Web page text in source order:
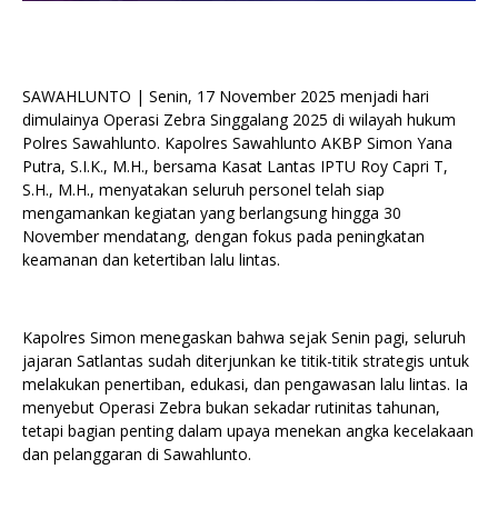
SAWAHLUNTO | Senin, 17 November 2025 menjadi hari
dimulainya Operasi Zebra Singgalang 2025 di wilayah hukum
Polres Sawahlunto. Kapolres Sawahlunto AKBP Simon Yana
Putra, S.I.K., M.H., bersama Kasat Lantas IPTU Roy Capri T,
S.H., M.H., menyatakan seluruh personel telah siap
mengamankan kegiatan yang berlangsung hingga 30
November mendatang, dengan fokus pada peningkatan
keamanan dan ketertiban lalu lintas.
Kapolres Simon menegaskan bahwa sejak Senin pagi, seluruh
jajaran Satlantas sudah diterjunkan ke titik-titik strategis untuk
melakukan penertiban, edukasi, dan pengawasan lalu lintas. Ia
menyebut Operasi Zebra bukan sekadar rutinitas tahunan,
tetapi bagian penting dalam upaya menekan angka kecelakaan
dan pelanggaran di Sawahlunto.